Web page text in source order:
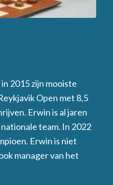
2015 zijn mooiste
Open met 8,5
Erwin is al jaren
team. In 2022
Erwin is niet
manager van het